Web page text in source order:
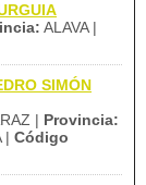
ALAVA |
SIMÓN
| Provincia:
| Código